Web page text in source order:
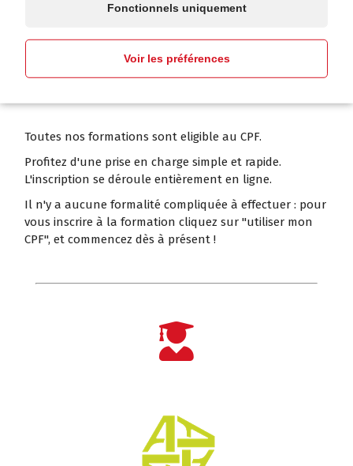
Fonctionnels uniquement
Voir les préférences
conférence, au jour et à l'heure de votre choix pour
Toutes nos formations sont eligible au CPF.
Profitez d'une prise en charge simple et rapide.
L'inscription se déroule entièrement en ligne.
Il n'y a aucune formalité compliquée à effectuer : pour
vous inscrire à la formation cliquez sur "utiliser mon
CPF", et commencez dès à présent !